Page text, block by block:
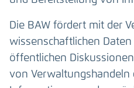
Die BAW fördert mit der
wissenschaftlichen
öffentlichen
von Verwaltungshandeln